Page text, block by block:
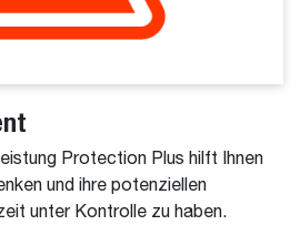
Protection Plus hilft Ihnen
und ihre potenziellen
unter Kontrolle zu haben.